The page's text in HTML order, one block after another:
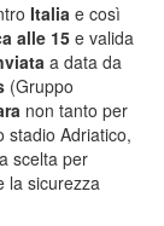
Italia e così
alle 15e valida
a data da
(Gruppo
non tanto per
stadio Adriatico,
scelta per
la sicurezza